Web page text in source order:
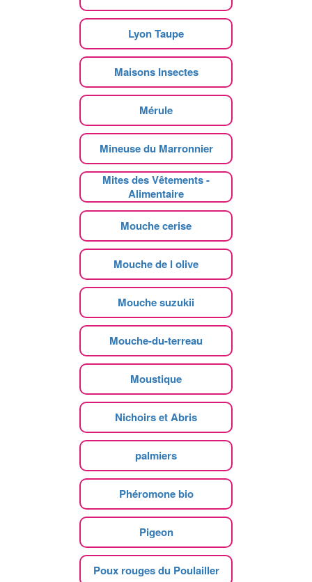
Lyon Taupe
Maisons Insectes
Mérule
Mineuse du Marronnier
Mites des Vêtements -
Alimentaire
Mouche cerise
Mouche de l olive
Mouche suzukii
Mouche-du-terreau
Moustique
Nichoirs et Abris
palmiers
Phéromone bio
Pigeon
Poux rouges du Poulailler